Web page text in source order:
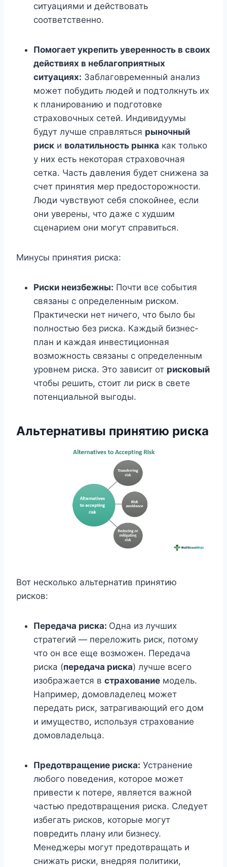
ситуациями и действовать
соответственно.
Помогает укрепить уверенность в своих
действиях в неблагоприятных
ситуациях: Заблаговременный анализ
может побудить людей и подтолкнуть их
к планированию и подготовке
страховочных сетей. Индивидуумы
будут лучше справляться рыночный
риск и волатильность рынка как только
у них есть некоторая страховочная
сетка. Часть давления будет снижена за
счет принятия мер предосторожности.
Люди чувствуют себя спокойнее, если
они уверены, что даже с худшим
сценарием они могут справиться.
Минусы принятия риска:
Риски неизбежны: Почти все события
связаны с определенным риском.
Практически нет ничего, что было бы
полностью без риска. Каждый бизнес-
план и каждая инвестиционная
возможность связаны с определенным
уровнем риска. Это зависит от рисковый
чтобы решить, стоит ли риск в свете
потенциальной выгоды.
Альтернативы принятию риска
Вот несколько альтернатив принятию
рисков:
Передача риска: Одна из лучших
стратегий — переложить риск, потому
что он все еще возможен. Передача
риска (передача риска) лучше всего
изображается в страхование модель.
Например, домовладелец может
передать риск, затрагивающий его дом
и имущество, используя страхование
домовладельца.
Предотвращение риска: Устранение
любого поведения, которое может
привести к потере, является важной
частью предотвращения риска. Следует
избегать рисков, которые могут
повредить плану или бизнесу.
Менеджеры могут предотвращать и
снижать риски, внедряя политики,